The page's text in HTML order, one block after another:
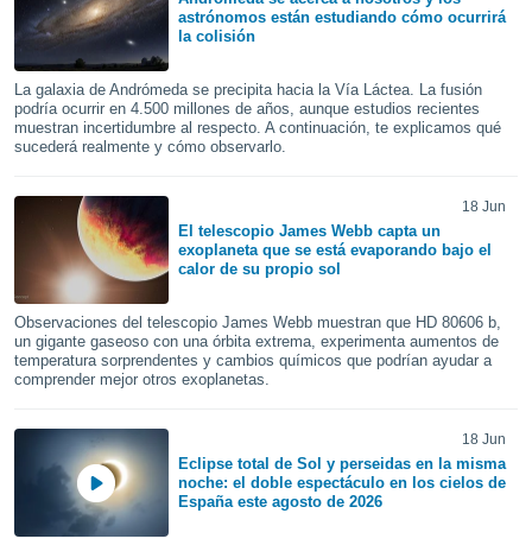
nuestros
y análisis
en
así como
perfil
y
nuestra
y
disponible
astrónomos están estudiando cómo ocurrirá
la colisión
La galaxia de Andrómeda se precipita hacia la Vía Láctea. La fusión
podría ocurrir en 4.500 millones de años, aunque estudios recientes
muestran incertidumbre al respecto. A continuación, te explicamos qué
sucederá realmente y cómo observarlo.
18 Jun
El telescopio James Webb capta un
exoplaneta que se está evaporando bajo el
calor de su propio sol
Observaciones del telescopio James Webb muestran que HD 80606 b,
un gigante gaseoso con una órbita extrema, experimenta aumentos de
temperatura sorprendentes y cambios químicos que podrían ayudar a
comprender mejor otros exoplanetas.
18 Jun
Eclipse total de Sol y perseidas en la misma
noche: el doble espectáculo en los cielos de
España este agosto de 2026